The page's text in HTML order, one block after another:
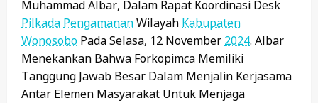
Muhammad Albar, Dalam Rapat Koordinasi Desk
Pilkada PengamananWilayah Kabupaten
Wonosobo Pada Selasa, 12 November 2024. Albar
Menekankan Bahwa Forkopimca Memiliki
Tanggung Jawab Besar Dalam Menjalin Kerjasama
Antar Elemen Masyarakat Untuk Menjaga